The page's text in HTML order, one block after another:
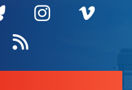
fenêtre
une nouvelle
Bluesky
, Ouvre une
Instagram
, Ouvre
,
une
Flux RSS